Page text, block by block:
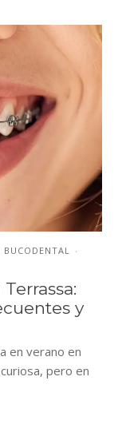
BUCODENTAL •
y
en verano en
pero en